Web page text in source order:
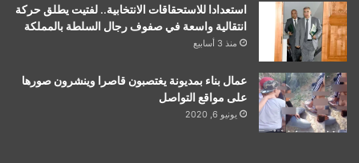
استعدادا للاستحقاقات الانتخابية.. لفتيت يطلق حركة
انتقالية واسعة في صفوف رجال السلطة بالمملكة
منذ 3 أسابيع
عمال بناء بمديونة يغتصبون قاصرا وينشرون صورها
على مواقع التواصل
يونيو 6, 2020